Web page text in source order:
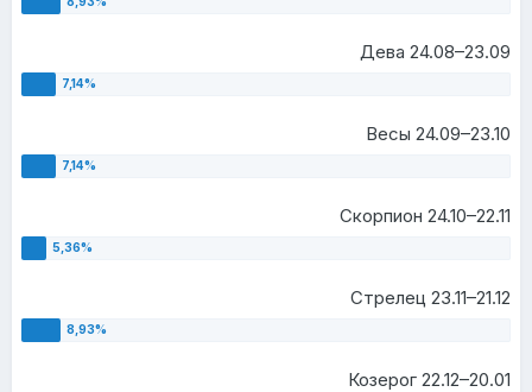
Дева 24.08–23.09
Весы 24.09–23.10
Скорпион 24.10–22.11
Стрелец 23.11–21.12
Козерог 22.12–20.01